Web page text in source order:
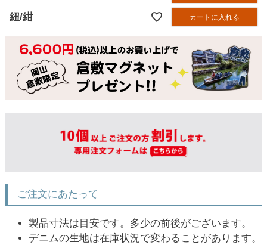
紐/紺 カートに入れる
ご注文にあたって
製品寸法は目安です。多少の前後がございます。
デニムの生地は在庫状況で変わることがあります。